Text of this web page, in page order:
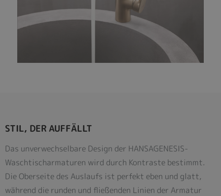
STIL, DER AUFFÄLLT
Das unverwechselbare Design der HANSAGENESIS-
Waschtischarmaturen wird durch Kontraste bestimmt.
Die Oberseite des Auslaufs ist perfekt eben und glatt,
während die runden und fließenden Linien der Armatur